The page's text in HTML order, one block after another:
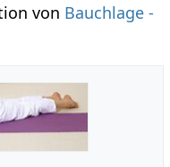
von Bauchlage -